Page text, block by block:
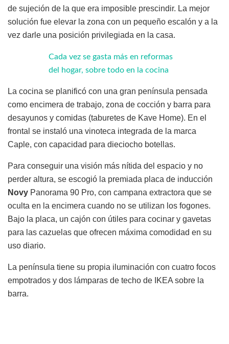
de sujeción de la que era imposible prescindir. La mejor
solución fue elevar la zona con un pequeño escalón y a la
vez darle una posición privilegiada en la casa.
Cada vez se gasta más en reformas
del hogar, sobre todo en la cocina
La cocina se planificó con una gran península pensada
como encimera de trabajo, zona de cocción y barra para
desayunos y comidas (taburetes de Kave Home). En el
frontal se instaló una vinoteca integrada de la marca
Caple, con capacidad para dieciocho botellas.
Para conseguir una visión más nítida del espacio y no
perder altura, se escogió la premiada placa de inducción
Novy Panorama 90 Pro, con campana extractora que se
oculta en la encimera cuando no se utilizan los fogones.
Bajo la placa, un cajón con útiles para cocinar y gavetas
para las cazuelas que ofrecen máxima comodidad en su
uso diario.
La península tiene su propia iluminación con cuatro focos
empotrados y dos lámparas de techo de IKEA sobre la
barra.